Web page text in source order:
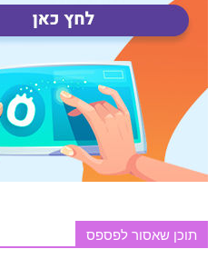
תוכן שאסור לפספס